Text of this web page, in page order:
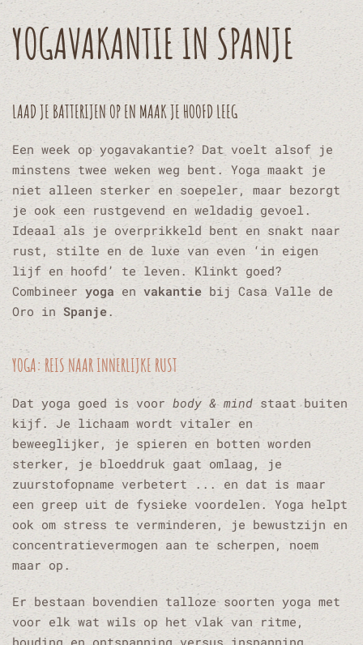
YOGAVAKANTIE IN SPANJE
LAAD JE BATTERIJEN OP EN MAAK JE HOOFD LEEG
Een week op yogavakantie? Dat voelt alsof je
minstens twee weken weg bent. Yoga maakt je
niet alleen sterker en soepeler, maar bezorgt
je ook een rustgevend en weldadig gevoel.
Ideaal als je overprikkeld bent en snakt naar
rust, stilte en de luxe van even ‘in eigen
lijf en hoofd’ te leven. Klinkt goed?
Combineer yoga en vakantie bij Casa Valle de
Oro in Spanje.
YOGA: REIS NAAR INNERLIJKE RUST
Dat yoga goed is voor body & mind staat buiten
kijf. Je lichaam wordt vitaler en
beweeglijker, je spieren en botten worden
sterker, je bloeddruk gaat omlaag, je
zuurstofopname verbetert ... en dat is maar
een greep uit de fysieke voordelen. Yoga helpt
ook om stress te verminderen, je bewustzijn en
concentratievermogen aan te scherpen, noem
maar op.
Er bestaan bovendien talloze soorten yoga met
voor elk wat wils op het vlak van ritme,